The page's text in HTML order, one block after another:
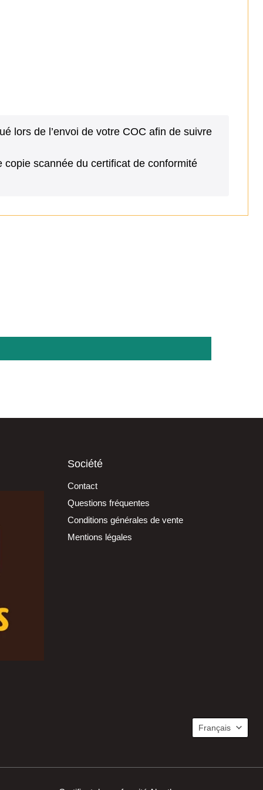
lors de l’envoi de votre COC afin de suivre
scannée du certificat de conformité
Société
Contact
Questions fréquentes
Conditions générales de vente
Mentions légales
Langue
Français